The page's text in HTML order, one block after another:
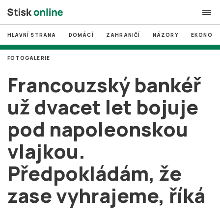
search
# MUNI
# Brno
# volby
login PŘIHLÁSIT SE
Zapomněli jste heslo?
Založit nový účet
HLAVNÍ STRANA DOMÁCÍ ZAHRANIČÍ NÁZORY
Francouzský bankéř
už dvacet let bojuje
pod napoleonskou
vlajkou.
Předpokládám, že
zase vyhrajeme, říká
FOTOGALERIE